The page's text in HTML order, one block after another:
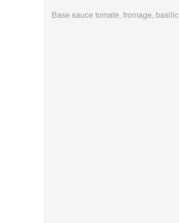
Base sauce tomate, fromage, basilic